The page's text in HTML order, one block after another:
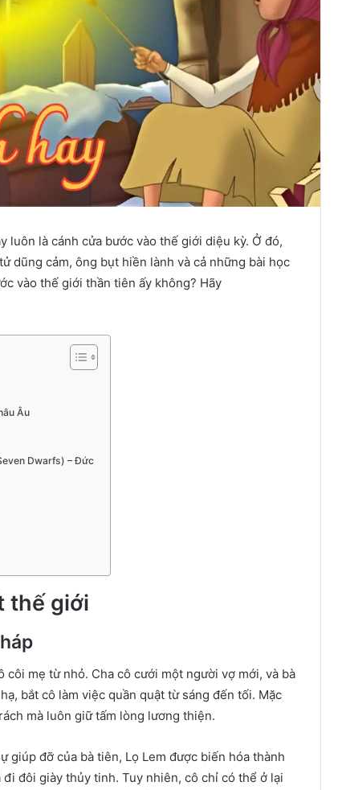
luôn là cánh cửa bước vào thế giới diệu kỳ. Ở đó,
dũng cảm, ông bụt hiền lành và cả những bài học
vào thế giới thần tiên ấy không? Hãy
Âu
Dwarfs) – Đức
thế giới
mẹ từ nhỏ. Cha cô cưới một người vợ mới, và bà
bắt cô làm việc quần quật từ sáng đến tối. Mặc
mà luôn giữ tấm lòng lương thiện.
giúp đỡ của bà tiên, Lọ Lem được biến hóa thành
đôi giày thủy tinh. Tuy nhiên, cô chỉ có thể ở lại